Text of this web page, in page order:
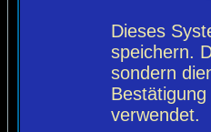
Dieses
speichern.
sondern
verwendet.